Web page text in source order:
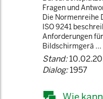
Fragen und
Die Normenreihe
ISO 9241
Anforderungen
Bildschirmgerä ...
Stand:
Dialog:1957
Wie